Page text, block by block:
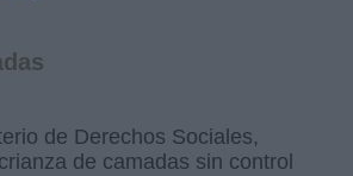
de Derechos Sociales,
de camadas sin control